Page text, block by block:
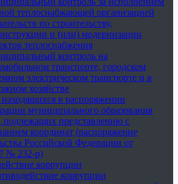
теплоснабжающей организацией
по строительству,
и (или) модернизации
теплоснабжения
контроль на
транспорте, городском
электрическом транспорте и в
хозяйстве
в распоряжении
муниципального образования
подлежащих представлению с
координат (распоряжение
Российской Федерации от
№ 232-р)
коррупции
коррупции